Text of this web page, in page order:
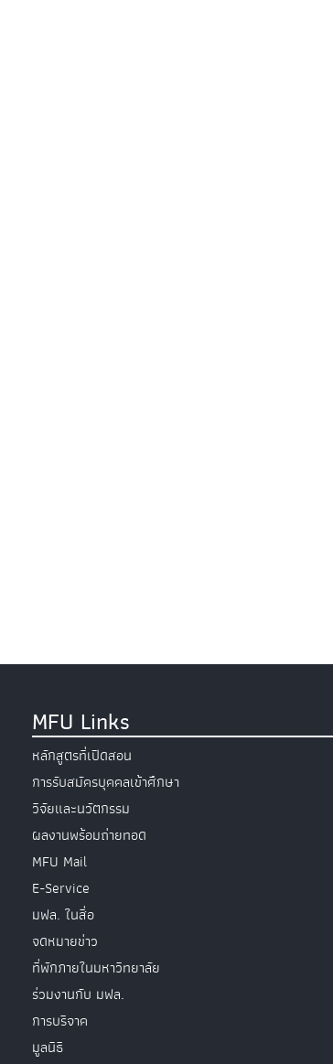
MFU Links
หลักสูตรที่เปิดสอน
การรับสมัครบุคคลเข้าศึกษา
วิจัยและนวัตกรรม
ผลงานพร้อมถ่ายทอด
MFU Mail
E-Service
มฟล. ในสื่อ
จดหมายข่าว
ที่พักภายในมหาวิทยาลัย
ร่วมงานกับ มฟล.
การบริจาค
มูลนิธิ